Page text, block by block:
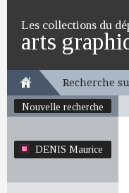
Les collections du
arts
Recherche
Nouvelle recherche
DENIS Maurice